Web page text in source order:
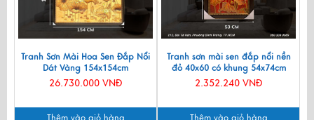
Tranh Sơn Mài Hoa Sen Đắp Nổi
Dát Vàng 154x154cm
TSMTB1515-1
26.730.000 VNĐ
Tranh sơn mài sen đắp nổi nền
đỏ 40x60 có khung 54x74cm
TSM571-1.14
2.352.240 VNĐ